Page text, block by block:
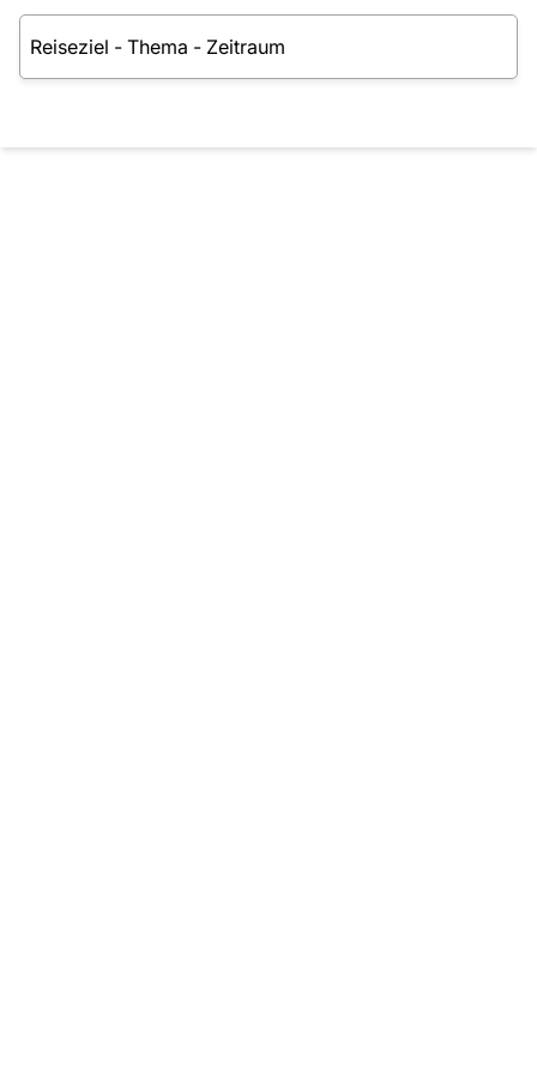
Reiseziel - Thema - Zeitraum
Reisesuche - Finden Sie Ihre Traumreise